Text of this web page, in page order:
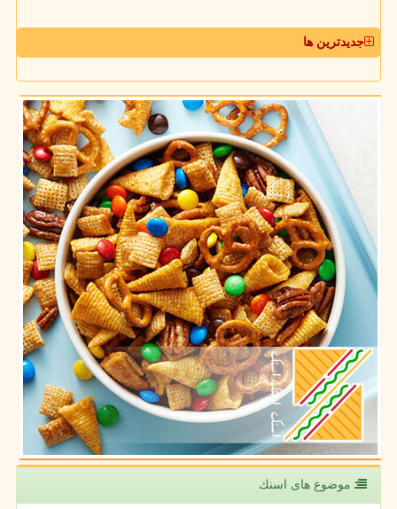
جدیدترین ها
موضوع های اسنك